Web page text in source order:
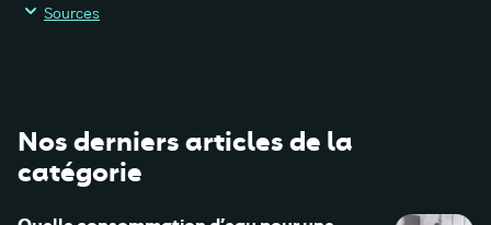
Sources
Nos derniers articles de la
catégorie